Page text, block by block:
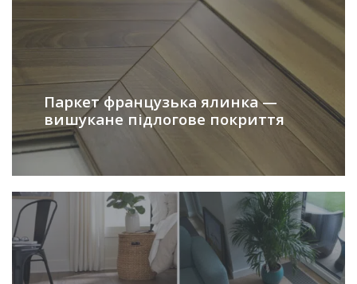
Паркет французька ялинка —
вишукане підлогове покриття